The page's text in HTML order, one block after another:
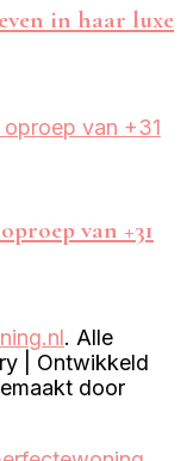
in haar luxe
van +31
. Alle
| Ontwikkeld
door